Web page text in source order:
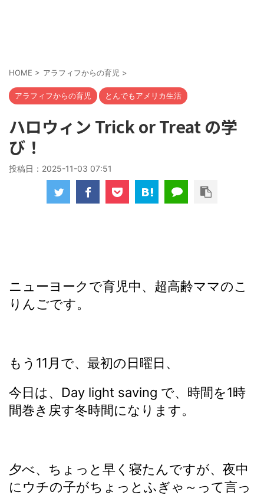
HOME > アラフィフからの育児 >
アラフィフからの育児 とんでもアメリカ生活
ハロウィン Trick or Treat の学
び！
投稿日： 2025-11-03 07:51
ニューヨークで育児中、超高齢ママのこ
りんごです。
もう11月で、最初の日曜日、
今日は、Day light saving で、時間を1時
間巻き戻す冬時間になります。
夕べ、ちょっと早く寝たんですが、夜中
にウチの子がちょっとふぎゃ～って言っ